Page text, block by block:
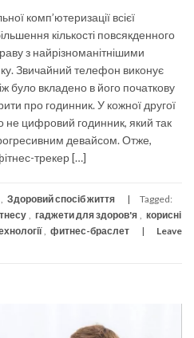
комп’ютеризації всієї
кількості повсякденного
з найрізноманітнішими
Звичайний телефон виконує
було вкладено в його початкову
про годинник. У кожної другої
цифровий годинник, який так
девайсом. Отже,
трекер […]
, Здоровий спосіб життя
Tagged:
, гаджети для здоров'я , корисні
, фитнес-браслет
Leave